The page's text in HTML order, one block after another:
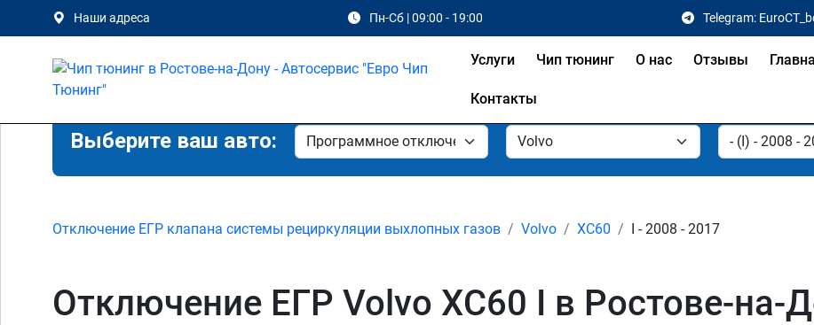
Наши адреса Пн-Сб | 09:00 - 19:00 Telegram:
Услуги Чип тюнинг О нас Отзывы
Контакты
Выберите ваш авто:
Отключение ЕГР клапана системы рециркуляции выхлопных газов Volvo XC60 I - 2008 - 2017
Отключение ЕГР Volvo XC60 I в Ростове-на-